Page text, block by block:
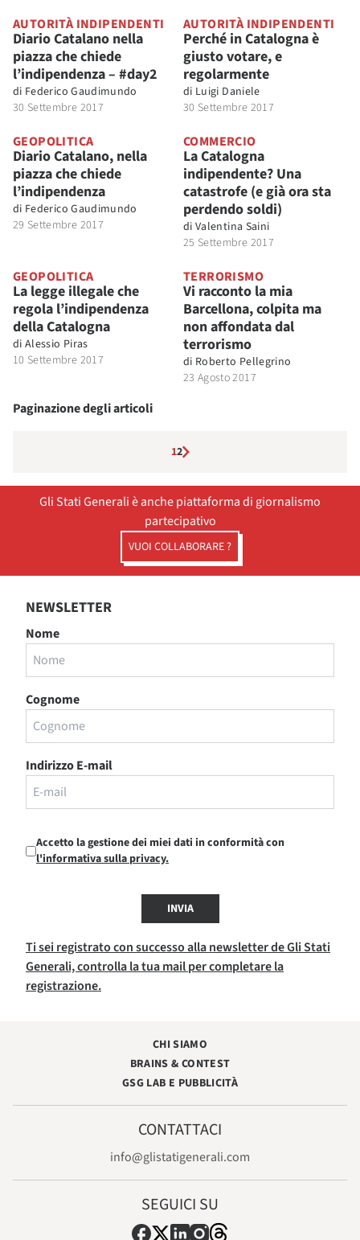
AUTORITÀ INDIPENDENTI
Diario Catalano nella
piazza che chiede
l’indipendenza – #day2
di Federico Gaudimundo
30 Settembre 2017
AUTORITÀ INDIPENDENTI
Perché in Catalogna è
giusto votare, e
regolarmente
di Luigi Daniele
30 Settembre 2017
GEOPOLITICA
Diario Catalano, nella
piazza che chiede
l’indipendenza
di Federico Gaudimundo
29 Settembre 2017
COMMERCIO
La Catalogna
indipendente? Una
catastrofe (e già ora sta
perdendo soldi)
di Valentina Saini
25 Settembre 2017
GEOPOLITICA
La legge illegale che
regola l’indipendenza
della Catalogna
di Alessio Piras
10 Settembre 2017
TERRORISMO
Vi racconto la mia
Barcellona, colpita ma
non affondata dal
terrorismo
di Roberto Pellegrino
23 Agosto 2017
Paginazione degli articoli
12
Gli Stati Generali è anche piattaforma di giornalismo
partecipativo
VUOI COLLABORARE ?
NEWSLETTER
Nome
Cognome
Indirizzo E-mail
Accetto la gestione dei miei dati in conformità con
l'informativa sulla privacy.
INVIA
Ti sei registrato con successo alla newsletter de Gli Stati
Generali, controlla la tua mail per completare la
registrazione.
CHI SIAMO
BRAINS & CONTEST
GSG LAB E PUBBLICITÀ
CONTATTACI
info@glistatigenerali.com
SEGUICI SU